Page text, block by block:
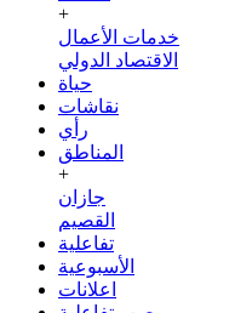
+
خدمات الأعمال
الاقتصاد الدولي
حياة
نقاشات
رأي
المناطق
+
جازان
القصيم
تفاعلية
الأسبوعية
اعلانات